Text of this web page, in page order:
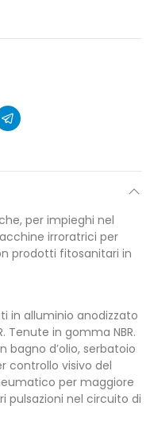
per impieghi nel
irroratrici per
prodotti fitosanitari in
in alluminio anodizzato
Tenute in gomma NBR.
d’olio, serbatoio
controllo visivo del
per maggiore
pulsazioni nel circuito di